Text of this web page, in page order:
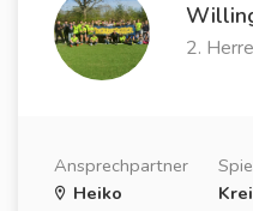
2.
Ansprechpartner
Heiko